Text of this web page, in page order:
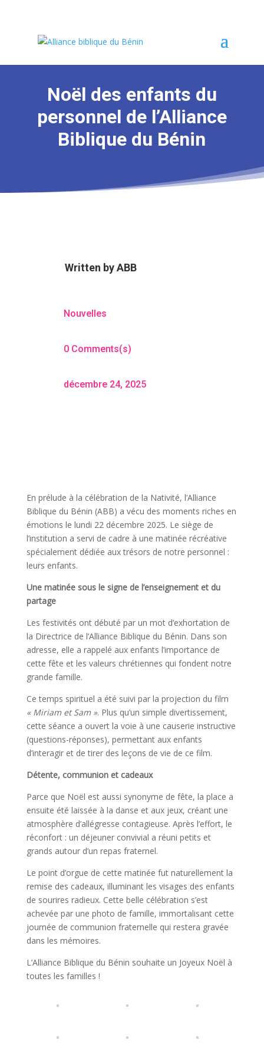
Noël des enfants du
personnel de l’Alliance
Biblique du Bénin
Written byABB
Nouvelles
0 Comments(s)
décembre 24, 2025
En prélude à la célébration de la Nativité, l’Alliance
Biblique du Bénin (ABB) a vécu des moments riches en
émotions le lundi 22 décembre 2025. Le siège de
l’institution a servi de cadre à une matinée récréative
spécialement dédiée aux trésors de notre personnel :
leurs enfants.
Une matinée sous le signe de l’enseignement et du
partage
Les festivités ont débuté par un mot d’exhortation de
la Directrice de l’Alliance Biblique du Bénin. Dans son
adresse, elle a rappelé aux enfants l’importance de
cette fête et les valeurs chrétiennes qui fondent notre
grande famille.
Ce temps spirituel a été suivi par la projection du film
« Miriam et Sam ». Plus qu’un simple divertissement,
cette séance a ouvert la voie à une causerie instructive
(questions-réponses), permettant aux enfants
d’interagir et de tirer des leçons de vie de ce film.
Détente, communion et cadeaux
Parce que Noël est aussi synonyme de fête, la place a
ensuite été laissée à la danse et aux jeux, créant une
atmosphère d’allégresse contagieuse. Après l’effort, le
réconfort : un déjeuner convivial a réuni petits et
grands autour d’un repas fraternel.
Le point d’orgue de cette matinée fut naturellement la
remise des cadeaux, illuminant les visages des enfants
de sourires radieux. Cette belle célébration s’est
achevée par une photo de famille, immortalisant cette
journée de communion fraternelle qui restera gravée
dans les mémoires.
L’Alliance Biblique du Bénin souhaite un Joyeux Noël à
toutes les familles !